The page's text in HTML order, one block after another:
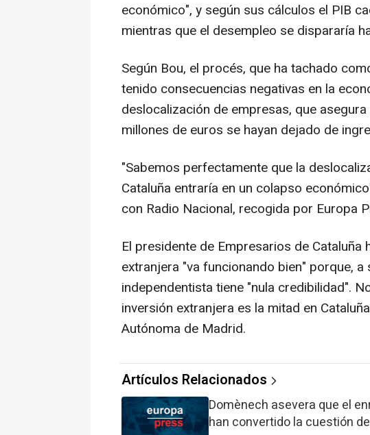
económico", y según sus cálculos el PIB
mientras que el desempleo se dispararía
Según Bou, el procés, que ha tachado
tenido consecuencias negativas en la
deslocalización de empresas, que
millones de euros se hayan dejado de
"Sabemos perfectamente que la
Cataluña entraría en un colapso
con Radio Nacional, recogida por Europa
El presidente de Empresarios de Cataluña
extranjera "va funcionando bien" porque,
independentista tiene "nula credibilidad".
inversión extranjera es la mitad en
Autónoma de Madrid.
Artículos Relacionados
Domènech asevera que el
han convertido la cuestión